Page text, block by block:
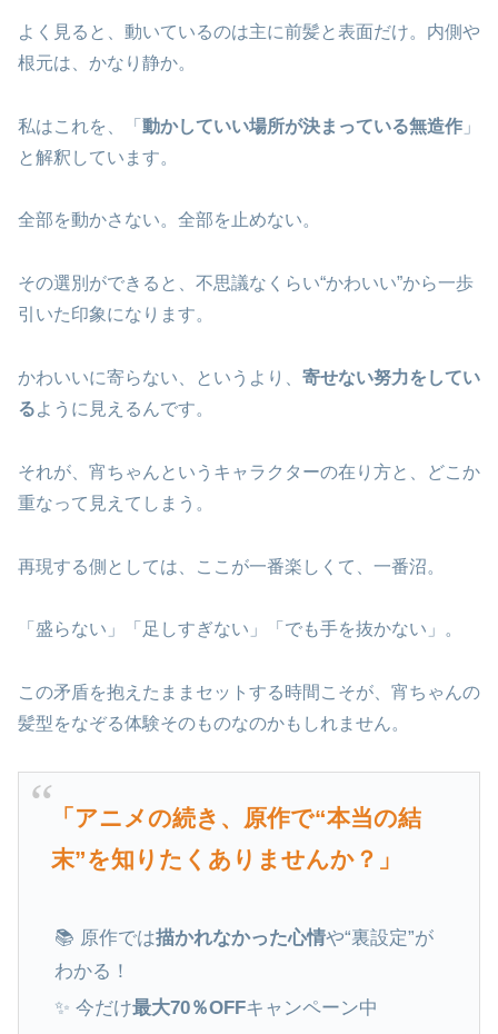
よく見ると、動いているのは主に前髪と表面だけ。内側や
根元は、かなり静か。
私はこれを、「 動かしていい場所が決まっている無造作 」
と解釈しています。
全部を動かさない。全部を止めない。
その選別ができると、不思議なくらい“かわいい”から一歩
引いた印象になります。
かわいいに寄らない、というより、 寄せない努力をしてい
るように見えるんです。
それが、宵ちゃんというキャラクターの在り方と、どこか
重なって見えてしまう。
再現する側としては、ここが一番楽しくて、一番沼。
「盛らない」「足しすぎない」「でも手を抜かない」。
この矛盾を抱えたままセットする時間こそが、宵ちゃんの
髪型をなぞる体験そのものなのかもしれません。
「アニメの続き、原作で“本当の結
末”を知りたくありませんか？」
📚 原作では描かれなかった心情や“裏設定”が
わかる！
✨ 今だけ最大70％OFFキャンペーン中